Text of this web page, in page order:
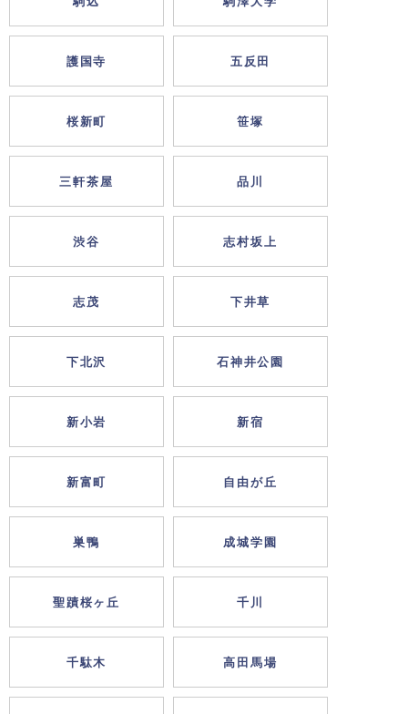
護国寺 五反田
桜新町 笹塚
三軒茶屋 品川
渋谷 志村坂上
志茂 下井草
下北沢 石神井公園
新小岩 新宿
新富町 自由が丘
巣鴨 成城学園
聖蹟桜ヶ丘 千川
千駄木 高田馬場